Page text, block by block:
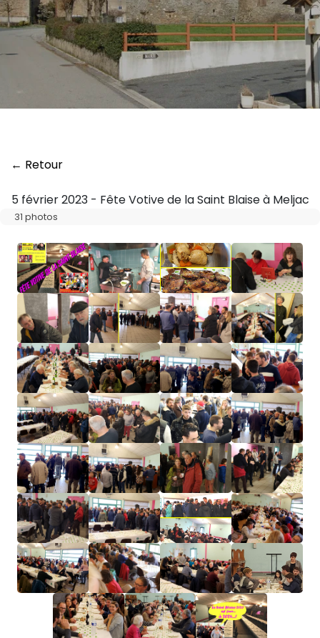
← Retour
5 février 2023 - Fête Votive de la Saint Blaise à Meljac
31 photos